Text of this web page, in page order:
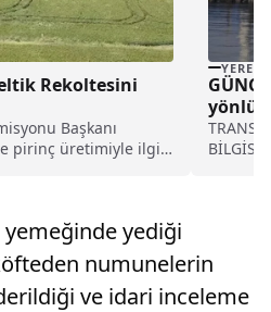
Rekoltesini
Başkanı
pirinç üretimiyle ilgili
YEREL
yönlü
açıldı
BİLGİSİ
yediği
numunelerin
ve idari inceleme